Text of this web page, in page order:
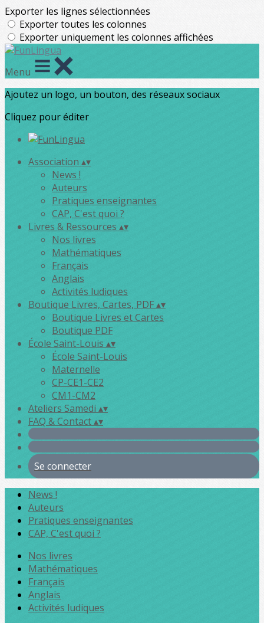
Exporter les lignes sélectionnées
Exporter toutes les colonnes
Exporter uniquement les colonnes affichées
Menu
Ajoutez un logo, un bouton, des réseaux sociaux
Cliquez pour éditer
Association ▴▾
News !
Auteurs
Pratiques enseignantes
CAP, C'est quoi ?
Livres & Ressources ▴▾
Nos livres
Mathématiques
Français
Anglais
Activités ludiques
Boutique Livres, Cartes, PDF▴▾
Boutique Livres et Cartes
Boutique PDF
École Saint-Louis ▴▾
École Saint-Louis
Maternelle
CP-CE1-CE2
CM1-CM2
Ateliers Samedi ▴▾
FAQ & Contact▴▾
Se connecter
News !
Auteurs
Pratiques enseignantes
CAP, C'est quoi ?
Nos livres
Mathématiques
Français
Anglais
Activités ludiques